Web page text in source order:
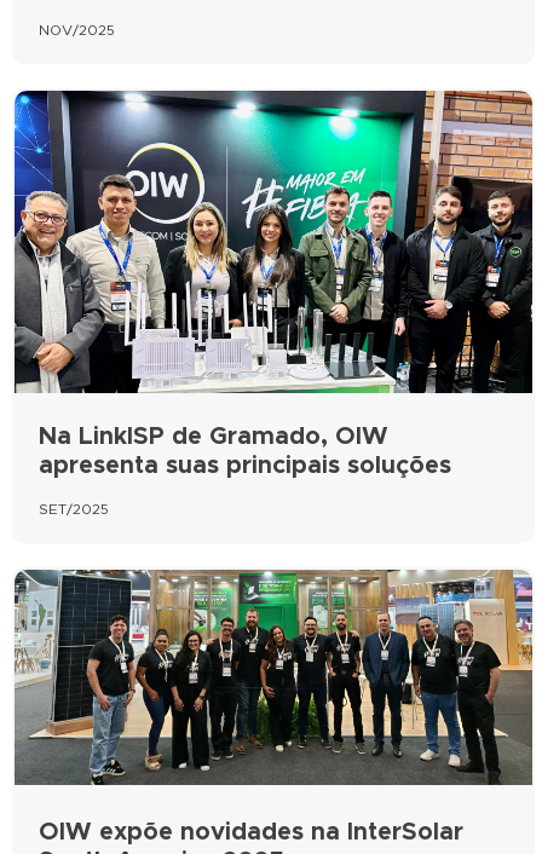
NOV/2025
Na LinkISP de Gramado, OIW
apresenta suas principais soluções
SET/2025
OIW expõe novidades na InterSolar